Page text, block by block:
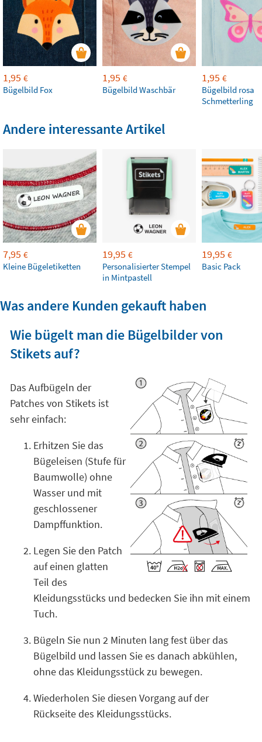
1,95 €
Bügelbild Fox
1,95 €
Bügelbild Waschbär
1,95 €
Bügelbild rosa
Schmetterling
Andere interessante Artikel
7,95 €
Kleine Bügeletiketten
19,95 €
Personalisierter Stempel
in Mintpastell
19,95 €
Basic Pack
Was andere Kunden gekauft haben
Wie bügelt man die Bügelbilder von
Stikets auf?
Das Aufbügeln der
Patches von Stikets ist
sehr einfach:
Erhitzen Sie das
Bügeleisen (Stufe für
Baumwolle) ohne
Wasser und mit
geschlossener
Dampffunktion.
Legen Sie den Patch
auf einen glatten
Teil des
Kleidungsstücks und bedecken Sie ihn mit einem
Tuch.
Bügeln Sie nun 2 Minuten lang fest über das
Bügelbild und lassen Sie es danach abkühlen,
ohne das Kleidungsstück zu bewegen.
Wiederholen Sie diesen Vorgang auf der
Rückseite des Kleidungsstücks.